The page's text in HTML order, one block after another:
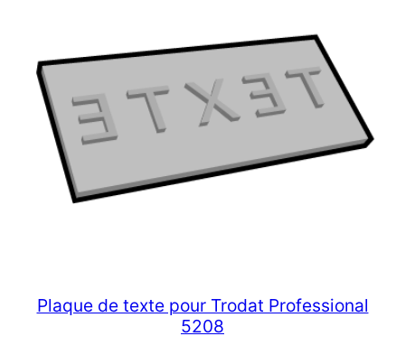
Plaque de texte pour Trodat Professional
5208